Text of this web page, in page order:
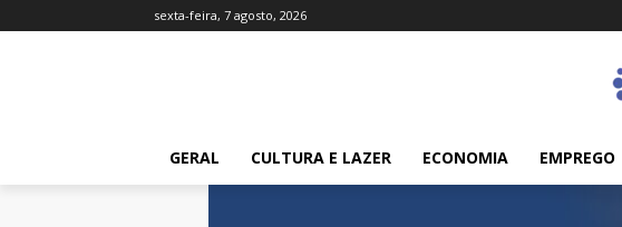
sexta-feira, 7 agosto, 2026
GERAL CULTURA E LAZER ECONOMIA EMPREGO